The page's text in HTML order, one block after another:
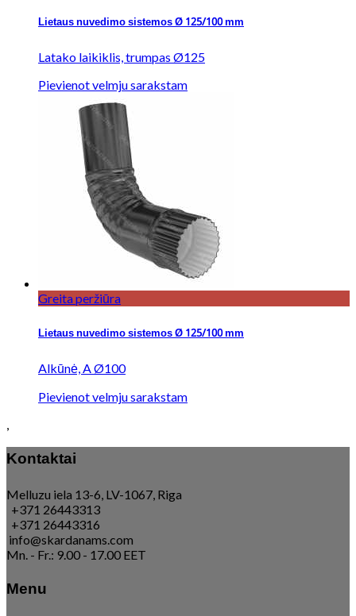
Lietaus nuvedimo sistemos Ø 125/100 mm
Latako laikiklis, trumpas Ø125
Pievienot velmju sarakstam
Greita peržiūra
Lietaus nuvedimo sistemos Ø 125/100 mm
Alkūnė, A Ø100
Pievienot velmju sarakstam
,
Kontaktai
Melluzu iela 13-6, LV-1067, Riga
+371 26443313
+371 26443316
info@skardanams.com
Mn. - Fr.: 9.00 - 17.00 EET
Menu